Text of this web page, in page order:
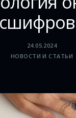
24.05.2024
НОВОСТИ И СТАТЬИ